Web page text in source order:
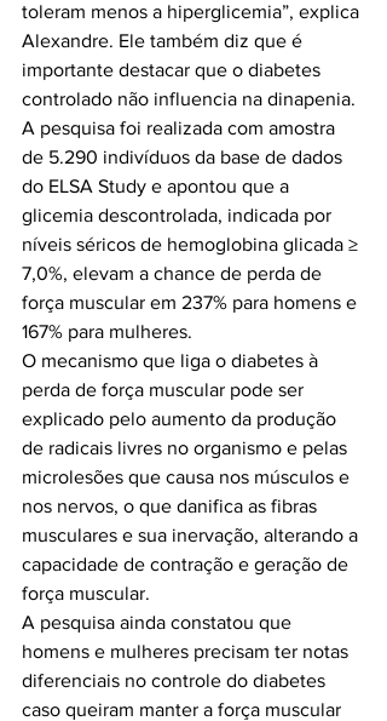
toleram menos a hiperglicemia”, explica
Alexandre. Ele também diz que é
importante destacar que o diabetes
controlado não influencia na dinapenia.
A pesquisa foi realizada com amostra
de 5.290 indivíduos da base de dados
do ELSA Study e apontou que a
glicemia descontrolada, indicada por
níveis séricos de hemoglobina glicada ≥
7,0%, elevam a chance de perda de
força muscular em 237% para homens e
167% para mulheres.
O mecanismo que liga o diabetes à
perda de força muscular pode ser
explicado pelo aumento da produção
de radicais livres no organismo e pelas
microlesões que causa nos músculos e
nos nervos, o que danifica as fibras
musculares e sua inervação, alterando a
capacidade de contração e geração de
força muscular.
A pesquisa ainda constatou que
homens e mulheres precisam ter notas
diferenciais no controle do diabetes
caso queiram manter a força muscular